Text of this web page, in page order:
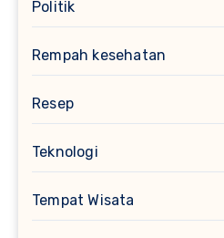
Politik
Rempah kesehatan
Resep
Teknologi
Tempat Wisata